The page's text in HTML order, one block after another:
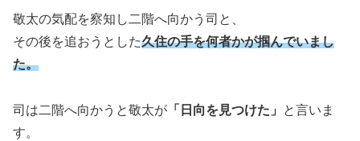
敬太の気配を察知し二階へ向かう司と、
その後を追おうとした久住の手を何者かが掴んでいまし
た。
司は二階へ向かうと敬太が 「日向を見つけた」
と言いま
す。